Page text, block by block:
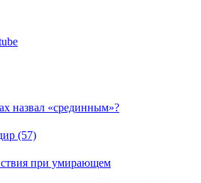
назвал «срединным»?
(57)
при умирающем